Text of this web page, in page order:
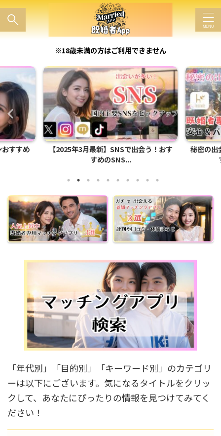
※18歳未満の方はご利用できません
！おす
秘密の出会いを叶える！既婚者向けおす
すめ既婚者専用マッ...
【25年3
「年代別」「目的別」「キーワード別」のカテゴリ
ーは以下にございます。気になるタイトルをクリッ
クして、あなたにぴったりの情報を見つけてみてく
ださい！